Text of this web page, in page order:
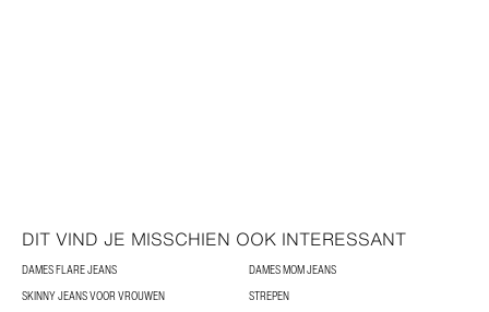
DIT VIND JE MISSCHIEN OOK INTERESSANT
DAMES FLARE JEANS
DAMES MOM JEANS
SKINNY JEANS VOOR VROUWEN
STREPEN